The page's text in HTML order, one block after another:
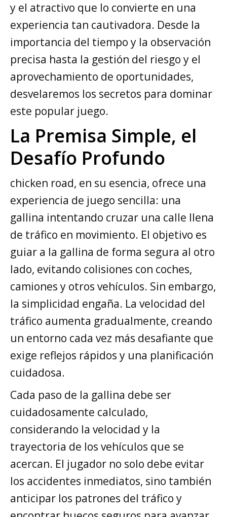
y el atractivo que lo convierte en una
experiencia tan cautivadora. Desde la
importancia del tiempo y la observación
precisa hasta la gestión del riesgo y el
aprovechamiento de oportunidades,
desvelaremos los secretos para dominar
este popular juego.
La Premisa Simple, el
Desafío Profundo
chicken road, en su esencia, ofrece una
experiencia de juego sencilla: una
gallina intentando cruzar una calle llena
de tráfico en movimiento. El objetivo es
guiar a la gallina de forma segura al otro
lado, evitando colisiones con coches,
camiones y otros vehículos. Sin embargo,
la simplicidad engaña. La velocidad del
tráfico aumenta gradualmente, creando
un entorno cada vez más desafiante que
exige reflejos rápidos y una planificación
cuidadosa.
Cada paso de la gallina debe ser
cuidadosamente calculado,
considerando la velocidad y la
trayectoria de los vehículos que se
acercan. El jugador no solo debe evitar
los accidentes inmediatos, sino también
anticipar los patrones del tráfico y